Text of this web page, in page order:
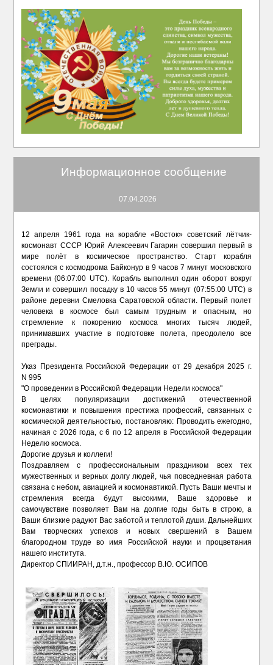
Информационное сообщение
07.04.2026
12 апреля 1961 года на корабле «Восток» советский лётчик-
космонавт СССР Юрий Алексеевич Гагарин совершил первый в
мире полёт в космическое пространство. Старт корабля
состоялся с космодрома Байконур в 9 часов 7 минут московского
времени (06:07:00 UTC). Корабль выполнил один оборот вокруг
Земли и совершил посадку в 10 часов 55 минут (07:55:00 UTC) в
районе деревни Смеловка Саратовской области. Первый полет
человека в космосе был самым трудным и опасным, но
стремление к покорению космоса многих тысяч людей,
принимавших участие в подготовке полета, преодолело все
преграды.
Указ Президента Российской Федерации от 29 декабря 2025 г.
N 995
"О проведении в Российской Федерации Недели космоса"
В целях популяризации достижений отечественной
космонавтики и повышения престижа профессий, связанных с
космической деятельностью, постановляю: Проводить ежегодно,
начиная с 2026 года, с 6 по 12 апреля в Российской Федерации
Неделю космоса.
Дорогие друзья и коллеги!
Поздравляем с профессиональным праздником всех тех
мужественных и верных долгу людей, чья повседневная работа
связана с небом, авиацией и космонавтикой. Пусть Ваши мечты и
стремления всегда будут высокими, Ваше здоровье и
самочувствие позволяет Вам на долгие годы быть в строю, а
Ваши близкие радуют Вас заботой и теплотой души. Дальнейших
Вам творческих успехов и новых свершений в Вашем
благородном труде во имя Российской науки и процветания
нашего института.
Директор СПИИРАН, д.т.н., профессор В.Ю. ОСИПОВ